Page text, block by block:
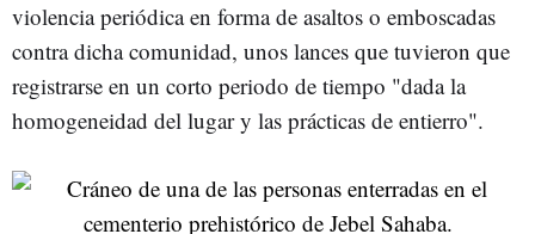
violencia periódica en forma de asaltos o emboscadas
contra dicha comunidad, unos lances que tuvieron que
registrarse en un corto periodo de tiempo "dada la
homogeneidad del lugar y las prácticas de entierro".